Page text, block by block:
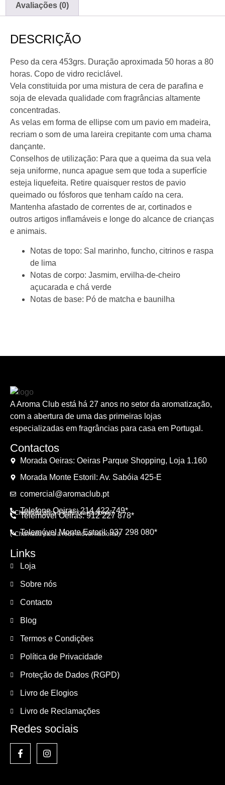
Avaliações (0)
DESCRIÇÃO
Peso da cera 453grs. Duração aproximada 50 horas a 80
horas. Copo de vidro reciclável.
Vela constituida por uma mistura de cera de parafina e
soja de elevada qualidade com fragrâncias altamente
concentradas.
As velas em forma de ellipse com um pavio em madeira,
recriam o som de uma lareira crepitante com uma chama
dançante.
Conselhos de utilização: Para que a queima da sua vela
seja uniforme, nunca apague sem que toda a superfície
esteja liquefeita. Retire quaisquer restos de pavio
queimado ou fósforos que tenham caído na cera.
Mantenha afastado de correntes de ar, cortinados e
outros artigos inflamáveis e longe do alcance de crianças
e animais.
Notas de topo: Sal marinho, funcho, citrinos e raspa
de lima
Notas de corpo: Jasmim, ervilha-de-cheiro
açucarada e chá verde
Notas de base: Pó de matcha e baunilha
A Aroma Club está há 27 anos no setor da aromatização,
com a abertura de uma das primeiras lojas
especializadas em fragrâncias para casa em Portugal.
Contactos
Morada Oeiras: Oeiras Parque Shopping, Loja 1.160
Morada Monte Estoril: Av. Sabóia 425-E
comercial@aromaclub.pt
Telefone Oeiras: 214 422 749*
(*Chamada para a rede fixa nacional)
Telemóvel Oeiras: 912 227 878*
Telemóvel Monte Estoril: 937 298 080*
(*Chamada para a rede móvel nacional)
Links
Loja
Sobre nós
Contacto
Blog
Termos e Condições
Política de Privacidade
Proteção de Dados (RGPD)
Livro de Elogios
Livro de Reclamações
Redes sociais